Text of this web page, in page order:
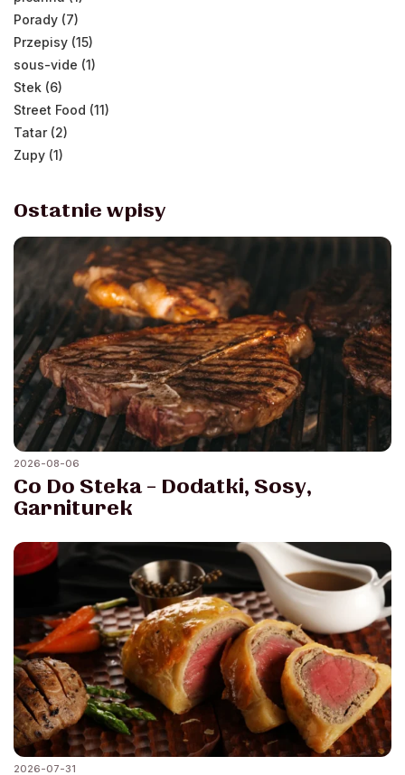
Porady (7)
Przepisy (15)
sous-vide (1)
Stek (6)
Street Food (11)
Tatar (2)
Zupy (1)
Ostatnie wpisy
2026-08-06
Co Do Steka – Dodatki, Sosy,
Garniturek
2026-07-31